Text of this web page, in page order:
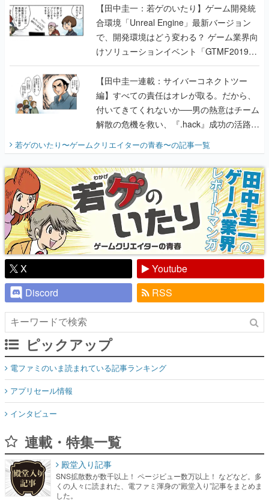
【田中圭一：若ゲのいたり】ゲーム開発統
合環境「Unreal Engine」最新バージョン
で、開発環境はどう変わる？ ゲーム業界向
けソリューションイベント「GTMF2019」
に行って、より理解を深めよう【PR】
【田中圭一連載：サイバーコネクトツー
編】すべての責任はオレが取る。だから、
付いてきてくれないか──男の熱意はチーム
解散の危機を救い、『.hack』成功の活路を
開く。業界の快男児・松山 洋に流れる血は
『少年ジャンプ』色だった【若ゲのいた
り】
若ゲのいたり〜ゲームクリエイターの青春〜の記事一覧
X
Youtube
Discord
RSS
ピックアップ
電ファミのいま読まれている記事ランキング
アプリセール情報
インタビュー
連載・特集一覧
殿堂入り記事
SNS拡散数が数千以上！ ページビュー数万以上！ などなど。多
くの人々に読まれた、電ファミ渾身の“殿堂入り”記事をまとめま
した。